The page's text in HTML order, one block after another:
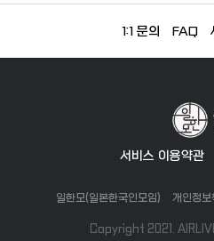
1:1 문의 FAQ
서비스 이용약관
일한모(일본한국인모임) 개인정
Copyright 2021.